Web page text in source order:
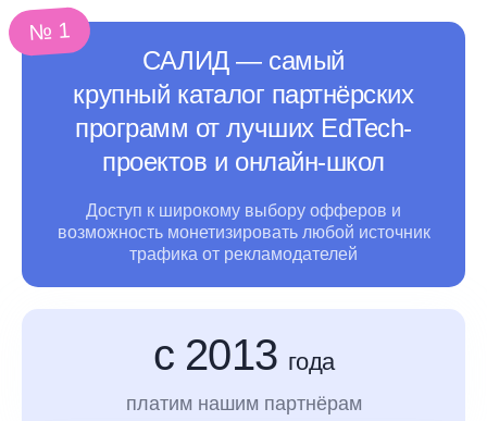
САЛИД ― самый
крупный каталог партнёрских
программ от лучших EdTech-
проектов и онлайн-школ
Доступ к широкому выбору офферов и
возможность монетизировать любой источник
трафика от рекламодателей
№ 1
с 2013 года
платим нашим партнёрам